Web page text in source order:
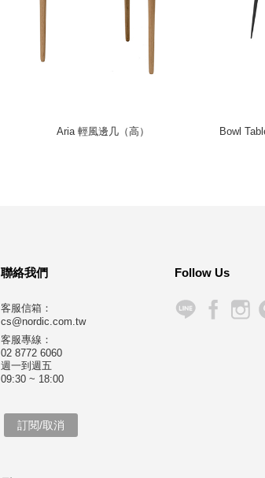
Aria 輕風邊几（高）
Bowl
聯絡我們
客服信箱：
cs@nordic.com.tw
客服專線：
02 8772 6060
週一到週五
09:30 ~ 18:00
Follow Us